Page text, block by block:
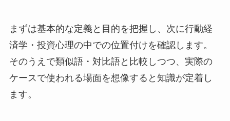
まずは基本的な定義と目的を把握し、次に行動経
済学・投資心理の中での位置付けを確認します。
そのうえで類似語・対比語と比較しつつ、実際の
ケースで使われる場面を想像すると知識が定着し
ます。